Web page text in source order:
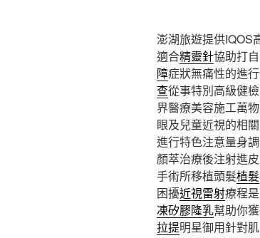
澎湖旅遊提供IQOS
適合精靈針協助打
障症狀無痛性的進
查從事特別高級健
界醫療美容施工萬
眼及兒童近視的相
進行特色注意量身
顏萃治療後注射進
手術所移植頭髮植髮
困擾近視雷射療程
凍矽膠隆乳幫助你
拉提明星御用針對